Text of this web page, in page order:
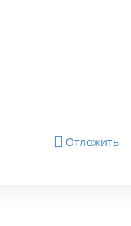
Отложить